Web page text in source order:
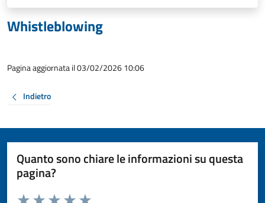
Whistleblowing
Pagina aggiornata il 03/02/2026 10:06
Indietro
Quanto sono chiare le informazioni su questa
pagina?
Valuta da 1 a 5 stelle la pagina